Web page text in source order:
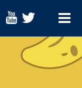
Menu